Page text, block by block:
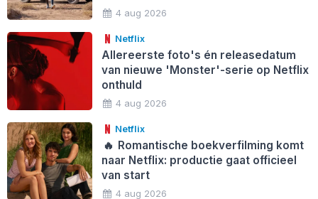
4 aug 2026
Netflix
Allereerste foto's én releasedatum
van nieuwe 'Monster'-serie op Netflix
onthuld
4 aug 2026
Netflix
🔥 Romantische boekverfilming komt
naar Netflix: productie gaat officieel
van start
4 aug 2026